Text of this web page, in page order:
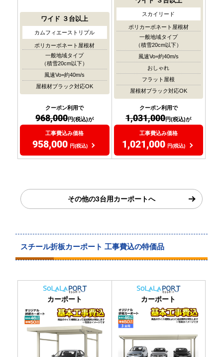
ワイド ３台以上
カムフィエーストリプル
ポリカーボネート屋根材
一般地域タイプ
（積雪20cm以下）
風速Vo=約40m/s
屋根材ブラック対応OK
クーポン利用で
968,000円(税込)が
工事費込み価格
958,000 円(税込)
スカイリード
ポリカーボネート屋根材
一般地域タイプ
（積雪20cm以下）
風速Vo=約40m/s
おしゃれ
フラット屋根
屋根材ブラック対応OK
クーポン利用で
1,031,000円(税込)が
工事費込み価格
1,021,000 円(税込)
その他の3台用カーポートへ
スチール折板カーポート 工事費込の特価品
カーポート
耐積雪/風圧
カーポート
耐積雪/風圧